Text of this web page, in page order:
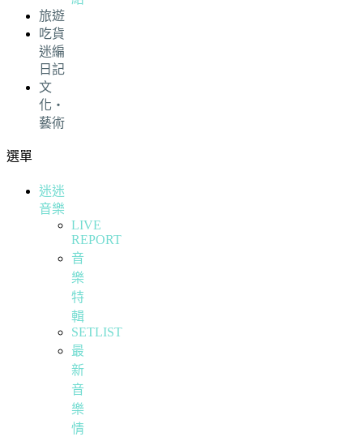
旅遊
吃貨
迷編
日記
文
化・
藝術
選單
迷迷
音樂
LIVE
REPORT
音
樂
特
輯
SETLIST
最
新
音
樂
情